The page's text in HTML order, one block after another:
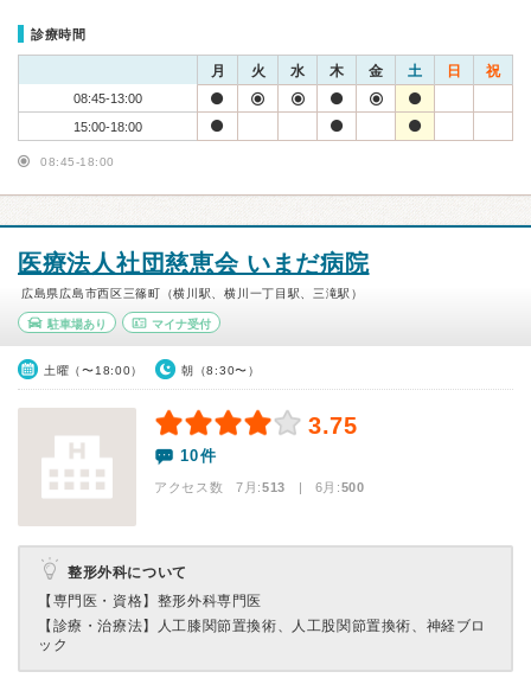
診療時間
月 火 水 木 金 土 日 祝
08:45-13:00
15:00-18:00
08:45-18:00
医療法人社団慈恵会 いまだ病院
広島県広島市西区三篠町（横川駅、横川一丁目駅、三滝駅）
駐車場あり マイナ受付
土曜（〜18:00） 朝（8:30〜）
3.75
10件
アクセス数 7月:513 | 6月:500
整形外科について
【専門医・資格】 整形外科専門医
【診療・治療法】
人工膝関節置換術、人工股関節置換術、神経ブロ
ック